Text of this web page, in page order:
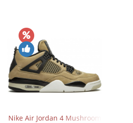
Nike Air Jordan 4 Mushroom